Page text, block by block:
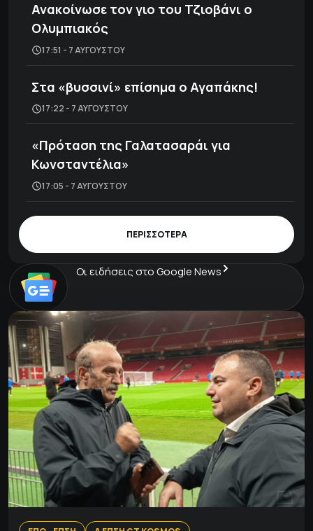
Ανακοίνωσε τον γιο του Τζιοβάνι ο
Ολυμπιακός
17:51 - 7 ΑΥΓΟΎΣΤΟΥ
Στα «βυσσινί» επίσημα ο Αγαπάκης!
17:22 - 7 ΑΥΓΟΎΣΤΟΥ
«Πρόταση της Γαλατασαράι για
Κωνσταντέλια»
17:05 - 7 ΑΥΓΟΎΣΤΟΥ
ΠΕΡΙΣΣΟΤΕΡΑ
Οι ειδήσεις στο Google News